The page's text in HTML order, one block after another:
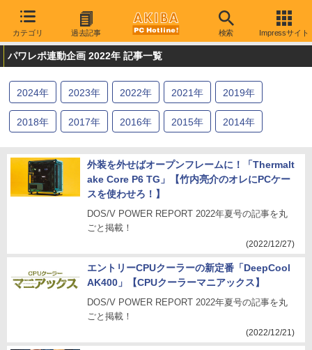
カテゴリ 過去記事 検索 Impressサイト
パワレポ連動企画 2022年 記事一覧
2024年 2023年 2022年 2021年 2019年
2018年 2017年 2016年 2015年 2014年
外装を外せばオープンフレームに！「Thermalt
ake Core P6 TG」【竹内亮介のオレにPCケー
スを使わせろ！】
DOS/V POWER REPORT 2022年夏号の記事を丸
ごと掲載！
(2022/12/27)
エントリーCPUクーラーの新定番「DeepCool
AK400」【CPUクーラーマニアックス】
DOS/V POWER REPORT 2022年夏号の記事を丸
ごと掲載！
(2022/12/21)